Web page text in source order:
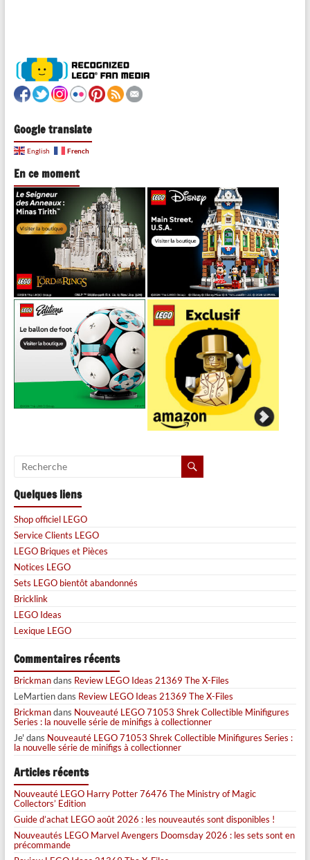
Google translate
English French
En ce moment
Quelques liens
Shop officiel LEGO
Service Clients LEGO
LEGO Briques et Pièces
Notices LEGO
Sets LEGO bientôt abandonnés
Bricklink
LEGO Ideas
Lexique LEGO
Commentaires récents
Brickmandans Review LEGO Ideas 21369 The X-Files
LeMartiendans Review LEGO Ideas 21369 The X-Files
Brickmandans Nouveauté LEGO 71053 Shrek Collectible Minifigures
Series : la nouvelle série de minifigs à collectionner
Je' dans Nouveauté LEGO 71053 Shrek Collectible Minifigures Series :
la nouvelle série de minifigs à collectionner
Articles récents
Nouveauté LEGO Harry Potter 76476 The Ministry of Magic
Collectors’ Edition
Guide d’achat LEGO août 2026 : les nouveautés sont disponibles !
Nouveautés LEGO Marvel Avengers Doomsday 2026 : les sets sont en
précommande